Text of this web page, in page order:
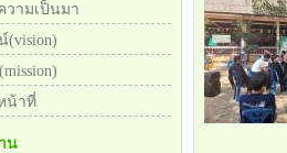
วามเป็นมา
(vision)
น้าที่
น